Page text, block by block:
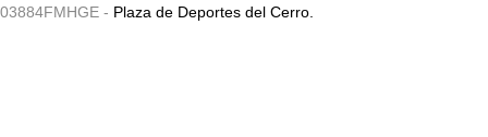
03884FMHGE - Plaza de Deportes del Cerro.